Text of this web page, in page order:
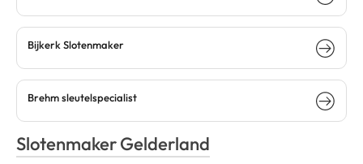
Bijkerk Slotenmaker
Brehm sleutelspecialist
Slotenmaker Gelderland